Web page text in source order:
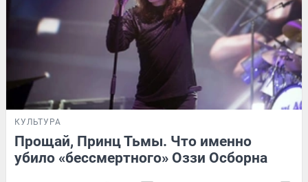
КУЛЬТУРА
Прощай, Принц Тьмы. Что именно
убило «бессмертного» Оззи Осборна